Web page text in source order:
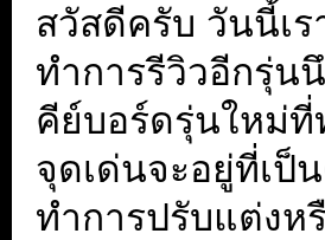
สวัสดีครับ วันนี้เ
ทำการรีวิวอีกรุ่น
คีย์บอร์ดรุ่นใหม่ที่
จุดเด่นจะอยู่ที่เป็
ทำการปรับแต่งห